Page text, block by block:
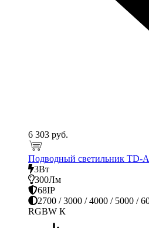
6 303 руб.
Подводный светильник TD-
3Вт
300Лм
68IP
2700 / 3000 / 4000 / 5000 /
RGBW К